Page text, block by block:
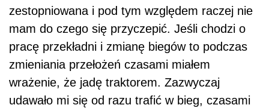
zestopniowana i pod tym względem raczej nie
mam do czego się przyczepić. Jeśli chodzi o
pracę przekładni i zmianę biegów to podczas
zmieniania przełożeń czasami miałem
wrażenie, że jadę traktorem. Zazwyczaj
udawało mi się od razu trafić w bieg, czasami